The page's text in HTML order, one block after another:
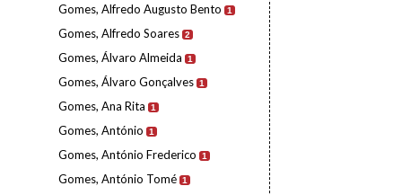
Gomes, Alfredo Augusto Bento 1
Gomes, Alfredo Soares 2
Gomes, Álvaro Almeida 1
Gomes, Álvaro Gonçalves 1
Gomes, Ana Rita 1
Gomes, António 1
Gomes, António Frederico 1
Gomes, António Tomé 1